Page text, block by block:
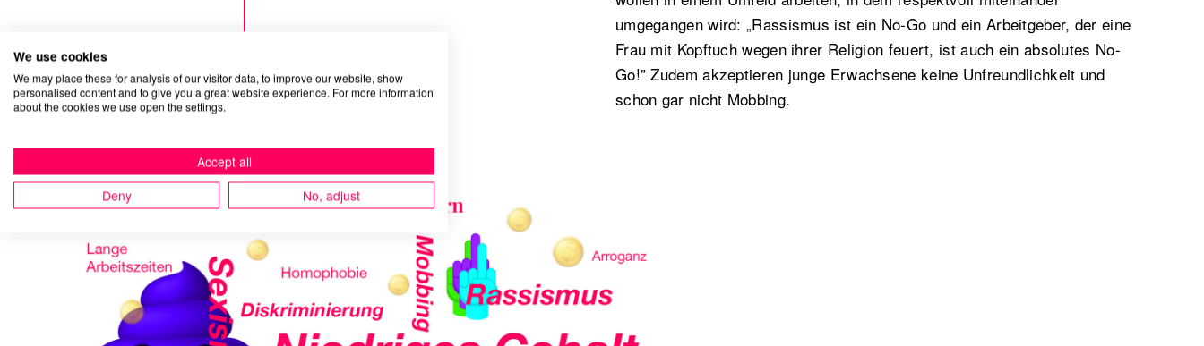
umgegangen wird: „Rassismus ist ein No-Go und ein Arbeitgeber, der eine
Frau mit Kopftuch wegen ihrer Religion feuert, ist auch ein absolutes No-
Go!” Zudem akzeptieren junge Erwachsene keine Unfreundlichkeit und
schon gar nicht Mobbing.
We use cookies
We may place these for analysis of our visitor data, to improve our website, show
personalised content and to give you a great website experience. For more information
about the cookies we use open the settings.
Accept all
Deny
No, adjust